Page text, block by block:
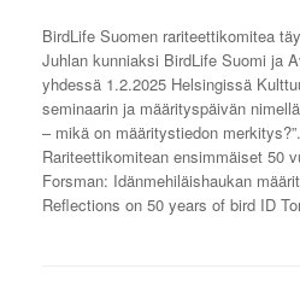
BirdLife Suomen rariteettikomitea
Juhlan kunniaksi BirdLife Suomi ja
yhdessä 1.2.2025 Helsingissä
seminaarin ja määrityspäivän
– mikä on määritystiedon
Rariteettikomitean ensimmäiset 50
Forsman: Idänmehiläishaukan
Reflections on 50 years of bird ID